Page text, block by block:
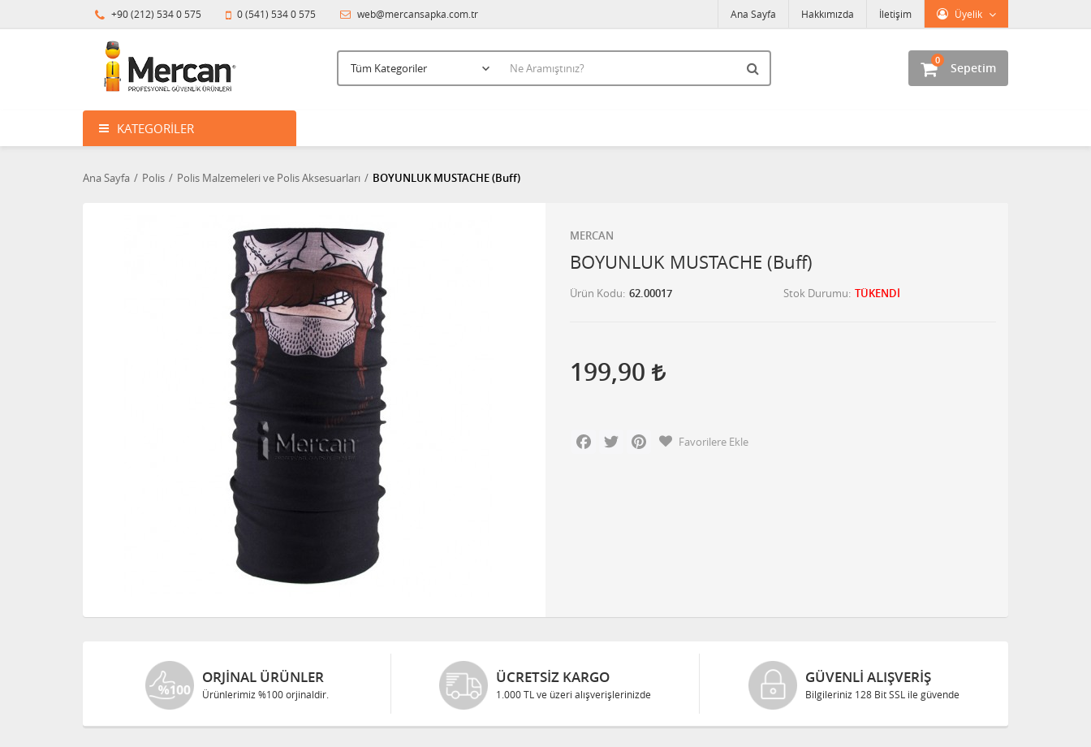
+90 (212) 534 0 575 0 (541) 534 0 575 web@mercansapka.com.tr Üyelik
Ana Sayfa Hakkımızda İletişim
Sepetim
0
KATEGORILER
Ana Sayfa Polis Polis Malzemeleri ve Polis Aksesuarları BOYUNLUK MUSTACHE (Buff)
MERCAN
BOYUNLUK MUSTACHE (Buff)
Ürün Kodu 62.00017 Stok Durumu TÜKENDİ
199,90
Facebook
Twitter PinterestFavorilere Ekle
ORJINAL ÜRÜNLER
Ürünlerimiz %100 orjinaldir.
ÜCRETSIZ KARGO
1.000 TL ve üzeri alışverişlerinizde
GÜVENLI ALIŞVERIŞ
Bilgileriniz 128 Bit SSL ile güvende